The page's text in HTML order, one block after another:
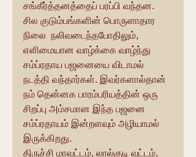
சங்கீர்த்தனத்தைப் பரப்பி வந்தன.
சில குடும்பங்களின் பொருளாதார
நிலை  நலிவடைந்தபோதிலும்,
எளிமையான வாழ்க்கை வாழ்ந்து
சம்ப்ரதாய பஜனையை விடாமல்
நடத்தி வந்தார்கள். இவர்களால்தான்
நம் தென்னக பாரம்பரியத்தின் ஒரு
சிறப்பு அம்சமான இந்த பஜனை
சம்ப்ரதாயம் இன்றளவும் அழியாமல்
இருக்கிறது.
திருச்சி மாவட்டம், லால்குடி வட்டம்,